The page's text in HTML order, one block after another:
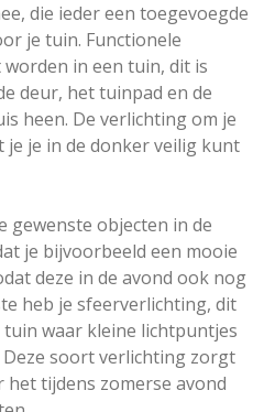
die ieder een toegevoegde
je tuin. Functionele
in een tuin, dit is
deur, het tuinpad en de
heen. De verlichting om je
je in de donker veilig kunt
gewenste objecten in de
je bijvoorbeeld een mooie
deze in de avond ook nog
heb je sfeerverlichting, dit
waar kleine lichtpuntjes
soort verlichting zorgt
tijdens zomerse avond